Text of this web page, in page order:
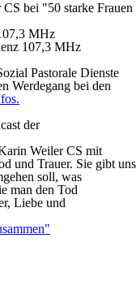
bei "50 starke Frauen
MHz
107,3 MHz
Pastorale Dienste
Werdegang bei den
der
Weiler CS mit
und Trauer. Sie gibt uns
soll, was
man den Tod
Liebe und